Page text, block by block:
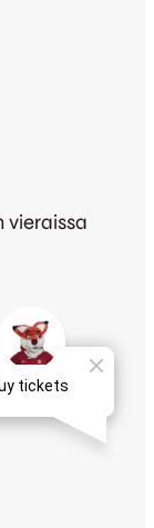
vieraissa
mutta